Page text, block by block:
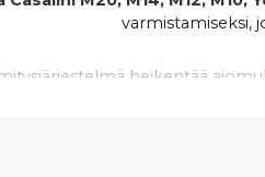
varmistamiseksi,
heikentää
miellyttävän